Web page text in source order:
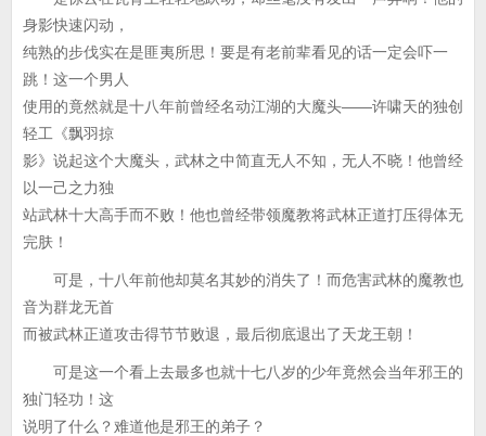
身影快速闪动，
纯熟的步伐实在是匪夷所思！要是有老前辈看见的话一定会吓一
跳！这一个男人
使用的竟然就是十八年前曾经名动江湖的大魔头——许啸天的独创
轻工《飘羽掠
影》说起这个大魔头，武林之中简直无人不知，无人不晓！他曾经
以一己之力独
站武林十大高手而不败！他也曾经带领魔教将武林正道打压得体无
完肤！
可是，十八年前他却莫名其妙的消失了！而危害武林的魔教也
音为群龙无首
而被武林正道攻击得节节败退，最后彻底退出了天龙王朝！
可是这一个看上去最多也就十七八岁的少年竟然会当年邪王的
独门轻功！这
说明了什么？难道他是邪王的弟子？